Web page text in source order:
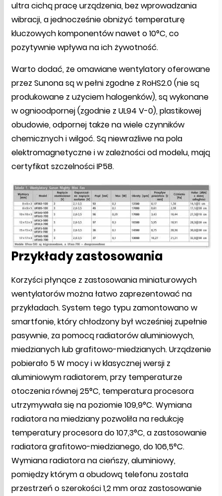
ultra cichą pracę urządzenia, bez wprowadzania
wibracji, a jednocześnie obniżyć temperaturę
kluczowych komponentów nawet o 10°C, co
pozytywnie wpływa na ich żywotność.
Warto dodać, że omawiane wentylatory oferowane
przez Sunona są w pełni zgodne z RoHS2.0 (nie są
produkowane z użyciem halogenków), są wykonane
w ognioodpornej (zgodnie z UL94 V-0), plastikowej
obudowie, odpornej także na wiele czynników
chemicznych i wilgoć. Są niewrażliwe na pola
elektromagnetyczne i w zależności od modelu, mają
certyfikat szczelności IP58.
Przykłady zastosowania
Korzyści płynące z zastosowania miniaturowych
wentylatorów można łatwo zaprezentować na
przykładach. System tego typu zamontowano w
smartfonie, który chłodzony był wcześniej zupełnie
pasywnie, za pomocą radiatorów aluminiowych,
miedzianych lub grafitowo-miedzianych. Urządzenie
pobierało 5 W mocy i w klasycznej wersji z
aluminiowym radiatorem, przy temperaturze
otoczenia równej 25°C, temperatura procesora
utrzymywała się na poziomie 109,9°C. Wymiana
radiatora na miedziany pozwoliła na redukcję
temperatury procesora do 107,3°C, a zastosowanie
radiatora grafitowo-miedzianego, do 106,5°C.
Wymiana radiatora na cieńszy, aluminiowy,
pomiędzy którym a obudową telefonu została
przestrzeń o szerokości 1,2 mm oraz zastosowanie